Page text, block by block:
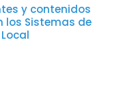
y contenidos
los Sistemas de